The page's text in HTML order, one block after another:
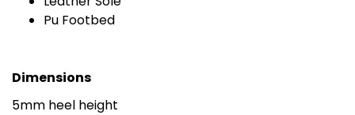
Pu Footbed
Dimensions
5mm heel height